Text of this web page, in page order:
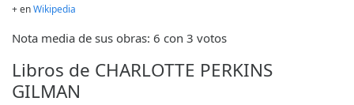
+ enWikipedia
Nota media de sus obras: 6 con 3 votos
Libros de CHARLOTTE PERKINS
GILMAN